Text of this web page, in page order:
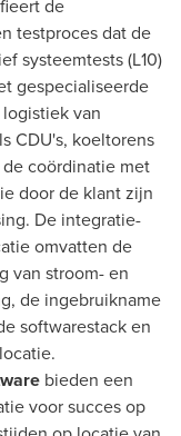
de
testproces dat de
systeemtests (L10)
gespecialiseerde
van
CDU's, koeltorens
coördinatie met
door de klant zijn
De integratie-
omvatten de
van stroom- en
de ingebruikname
softwarestack en
bieden een
voor succes op